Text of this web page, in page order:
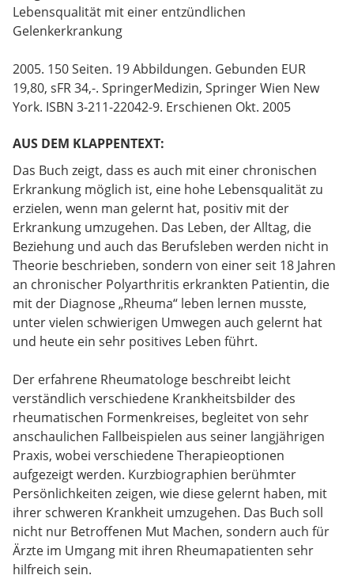
Lebensqualität mit einer entzündlichen
Gelenkerkrankung
2005. 150 Seiten. 19 Abbildungen. Gebunden EUR
19,80, sFR 34,-. SpringerMedizin, Springer Wien New
York. ISBN 3-211-22042-9. Erschienen Okt. 2005
AUS DEM KLAPPENTEXT:
Das Buch zeigt, dass es auch mit einer chronischen
Erkrankung möglich ist, eine hohe Lebensqualität zu
erzielen, wenn man gelernt hat, positiv mit der
Erkrankung umzugehen. Das Leben, der Alltag, die
Beziehung und auch das Berufsleben werden nicht in
Theorie beschrieben, sondern von einer seit 18 Jahren
an chronischer Polyarthritis erkrankten Patientin, die
mit der Diagnose „Rheuma“ leben lernen musste,
unter vielen schwierigen Umwegen auch gelernt hat
und heute ein sehr positives Leben führt.
Der erfahrene Rheumatologe beschreibt leicht
verständlich verschiedene Krankheitsbilder des
rheumatischen Formenkreises, begleitet von sehr
anschaulichen Fallbeispielen aus seiner langjährigen
Praxis, wobei verschiedene Therapieoptionen
aufgezeigt werden. Kurzbiographien berühmter
Persönlichkeiten zeigen, wie diese gelernt haben, mit
ihrer schweren Krankheit umzugehen. Das Buch soll
nicht nur Betroffenen Mut Machen, sondern auch für
Ärzte im Umgang mit ihren Rheumapatienten sehr
hilfreich sein.